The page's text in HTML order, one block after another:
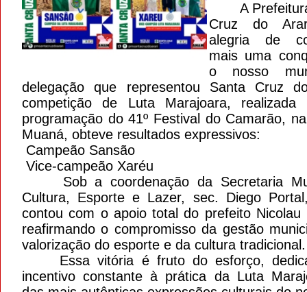
A Prefeitura
Cruz do
alegria de
mais uma
o nosso
delegação que representou Santa Cruz
competição de Luta Marajoara, realizada
programação do 41º Festival do Camarão,
Muaná, obteve resultados expressivos:
Campeão Sansão
Vice-campeão Xaréu
Sob a coordenação da Secretaria
Cultura, Esporte e Lazer, sec. Diego
contou com o apoio total do prefeito Nicolau
reafirmando o compromisso da gestão
valorização do esporte e da cultura tradicional.
Essa vitória é fruto do esforço,
incentivo constante à prática da Luta